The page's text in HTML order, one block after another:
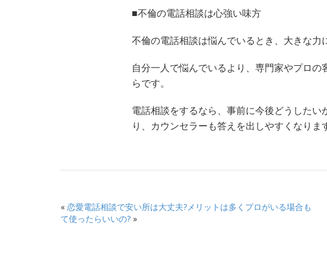
■不倫の電話相談は心強い味方
不倫の電話相談は悩んでいるとき、大きな力
自分一人で悩んでいるより、専門家やプロ
らです。
電話相談をするなら、事前に今後どうした
り、カウンセラーも答えを出しやすくなりま
« 恋愛電話相談で安い所は大丈夫?メリットは多くプロがいる場合も
て使ったらいいの? »